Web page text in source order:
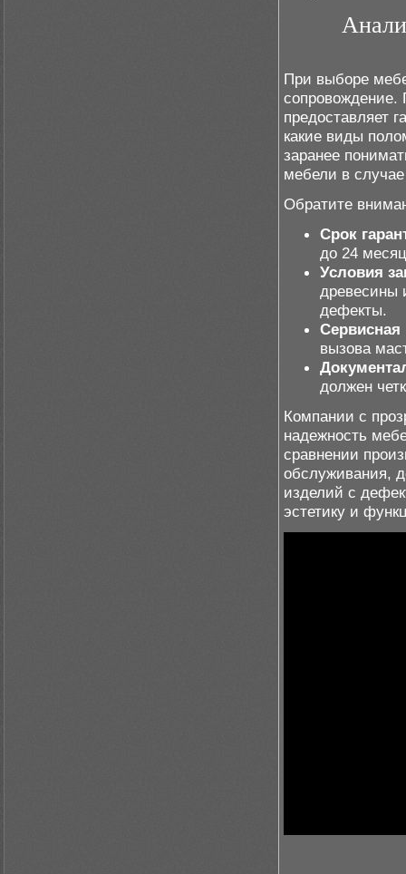
При выборе
сопровождение.
предоставляет
какие виды
заранее
мебели в
Обратите
Срок
до 24
Условия
древесины
дефекты.
вызова
должен
Компании с
надежность
сравнении
обслуживания,
изделий с
эстетику и